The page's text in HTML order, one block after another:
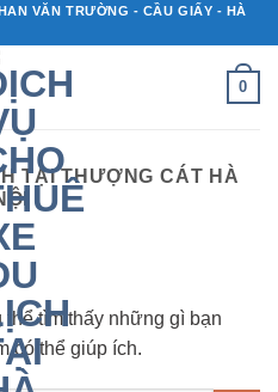
VĂN TRƯỜNG - CẦU GIẤY - HÀ
0
TẠI THƯỢNG CÁT HÀ
tìm thấy những gì bạn
có thể giúp ích.